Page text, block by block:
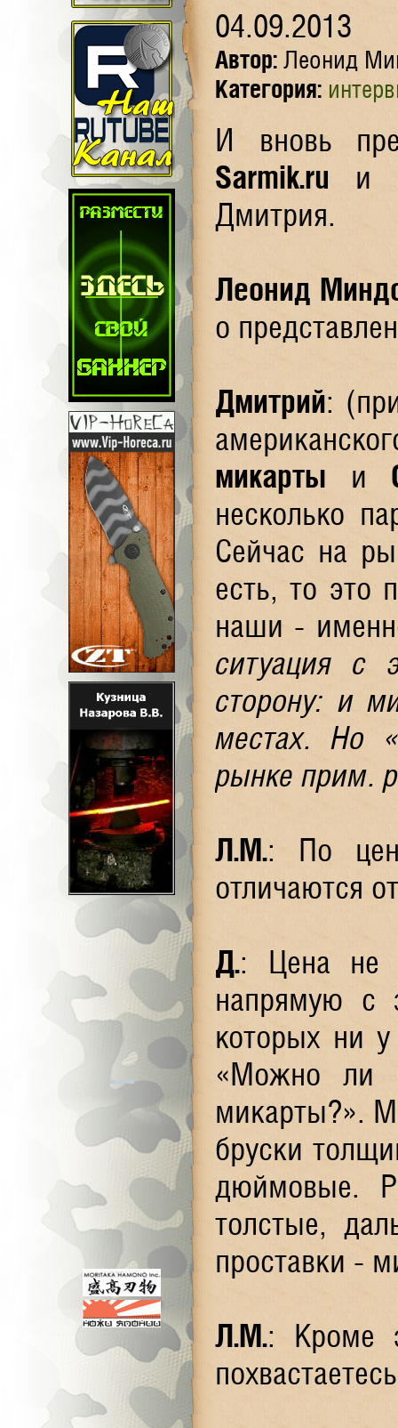
04.09.2013
Автор: Леонид
Категория:
И вновь
Sarmik.ru и
Дмитрия.
Леонид
о
Дмитрий:
микарты и
несколько
Сейчас на
есть, то это
наши -
ситуация с
сторону: и
местах. Но
рынке прим.
Л.М.: По
отличаются
Д.: Цена не
напрямую с
которых ни
«Можно ли
микарты?».
бруски
дюймовые.
толстые,
проставки -
Л.М.: Кроме